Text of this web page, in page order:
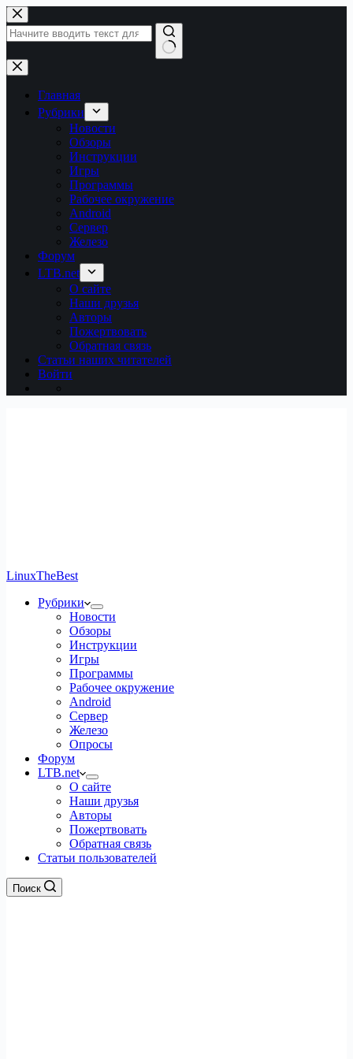
Перейти
к
сути
Ничего
не
найденоГлавная
Рубрики
Новости
Обзоры
Инструкции
Игры
Программы
Рабочее окружение
Android
Сервер
Железо
Форум
LTB.net
О сайте
Наши друзья
Авторы
Пожертвовать
Обратная связь
Статьи наших читателей
Войти
LinuxTheBest
Рубрики
Новости
Обзоры
Инструкции
Игры
Программы
Рабочее окружение
Android
Сервер
Железо
Опросы
Форум
LTB.net
О сайте
Наши друзья
Авторы
Пожертвовать
Обратная связь
Статьи пользователей
Поиск